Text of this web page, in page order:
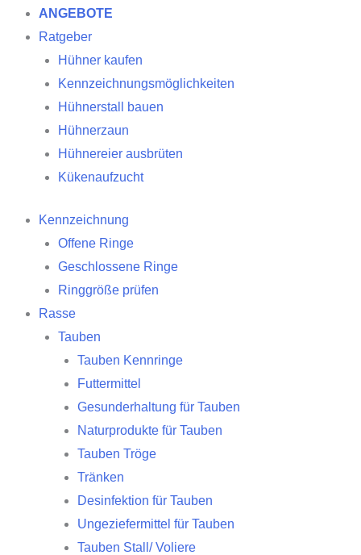
ANGEBOTE
Ratgeber
Hühner kaufen
Kennzeichnungsmöglichkeiten
Hühnerstall bauen
Hühnerzaun
Hühnereier ausbrüten
Kükenaufzucht
Kennzeichnung
Offene Ringe
Geschlossene Ringe
Ringgröße prüfen
Rasse
Tauben
Tauben Kennringe
Futtermittel
Gesunderhaltung für Tauben
Naturprodukte für Tauben
Tauben Tröge
Tränken
Desinfektion für Tauben
Ungeziefermittel für Tauben
Tauben Stall/ Voliere